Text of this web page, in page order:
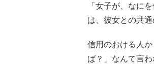
「女子が、なに
は、彼女との共
信用のおける人
ば？」なんて言